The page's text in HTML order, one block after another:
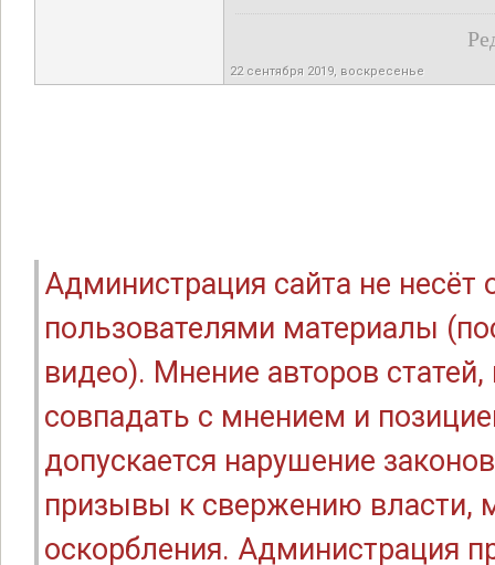
22 сентября 2019, воскресенье
Администрация сайта не
пользователями материалы
видео). Мнение авторов
совпадать с мнением и
допускается нарушение
призывы к свержению власти,
оскорбления. Администрация